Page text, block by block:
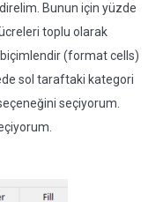
Bunun için yüzde
toplu olarak
(format cells)
sol taraftaki kategori
seçiyorum.